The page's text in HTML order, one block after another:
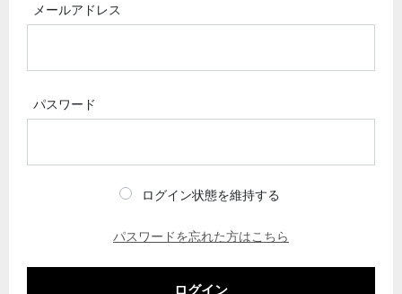
メールアドレス
パスワード
ログイン状態を維持する
パスワードを忘れた方はこちら
ログイン